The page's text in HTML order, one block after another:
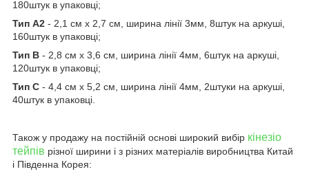
180штук в упаковці;
Тип A2 - 2,1 см х 2,7 см, ширина лінії 3мм, 8штук на аркуші,
160штук в упаковці;
Тип B - 2,8 см х 3,6 см, ширина лінії 4мм, 6штук на аркуші,
120штук в упаковці;
Тип C - 4,4 см х 5,2 см, ширина лінії 4мм, 2штуки на аркуші,
40штук в упаковці.
Також у продажу на постійній основі широкий вибір кінезіо
тейпів різної ширини і з різних матеріалів виробництва Китай
і Південна Корея: